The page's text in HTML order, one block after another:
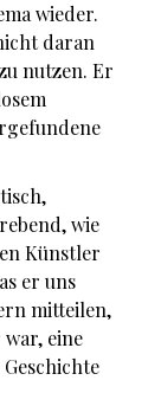
wieder.
daran
nutzen. Er
wie
Künstler
er uns
mitteilen,
eine